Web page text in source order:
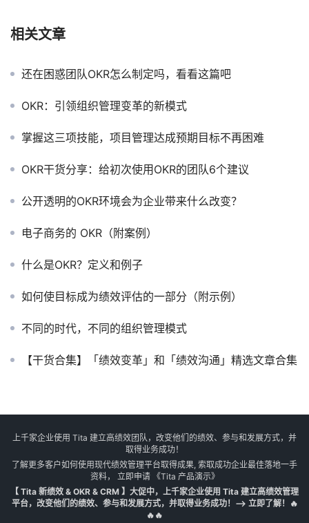
相关文章
还在困惑团队OKR怎么制定吗，看看这篇吧
OKR：引领组织管理变革的新模式
掌握这三项技能，项目管理达成预期目标不再困难
OKR干货分享：给初次使用OKR的团队6个建议
公开透明的OKR环境会为企业带来什么改变？
电子商务的 OKR（附案例）
什么是OKR？定义和例子
如何使目标成为绩效评估的一部分（附示例）
不同的时代，不同的组织管理模式
【干货合集】「绩效变革」和「绩效沟通」精选文章合集
上千家企业使用 Tita 建立高绩效团队，改变他们的绩效、参与和发展方式，并
取得业务成功！
了解更多客户如何使用现代绩效管理平台取得成果, 索取成功企业最佳落地一手
资料， 立即申请《Tita 产品演示》
【 Tita 新绩效 & OKR & CRM 】大促中，上千家企业使用 Tita 建立高绩效管理
平台，改变他们的绩效、参与和发展方式，并取得业务成功！--> 立即了解！🔥
🔥🔥